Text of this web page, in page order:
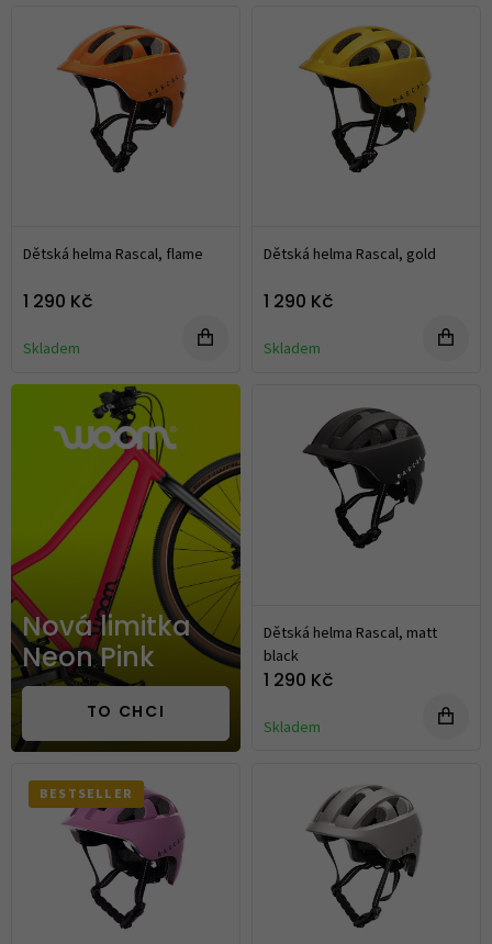
Dětská helma Rascal, flame
1 290 Kč
Skladem
Dětská helma Rascal, gold
1 290 Kč
Skladem
Nová limitka
Neon Pink
TO CHCI
Dětská helma Rascal, matt
black
1 290 Kč
Skladem
BESTSELLER